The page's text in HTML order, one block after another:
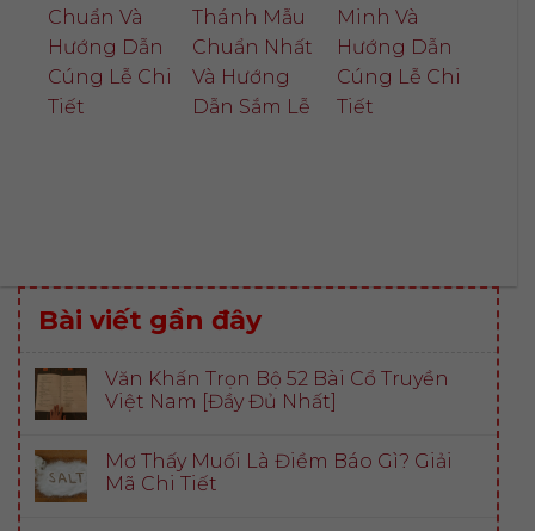
Chuẩn Và
Hướng Dẫn
Cúng Lễ Chi
Tiết
Thánh Mẫu
Chuẩn Nhất
Và Hướng
Dẫn Sắm Lễ
Minh Và
Hướng Dẫn
Cúng Lễ Chi
Tiết
Bài viết gần đây
Văn Khấn Trọn Bộ 52 Bài Cổ Truyền
Việt Nam [Đầy Đủ Nhất]
Mơ Thấy Muối Là Điềm Báo Gì? Giải
Mã Chi Tiết